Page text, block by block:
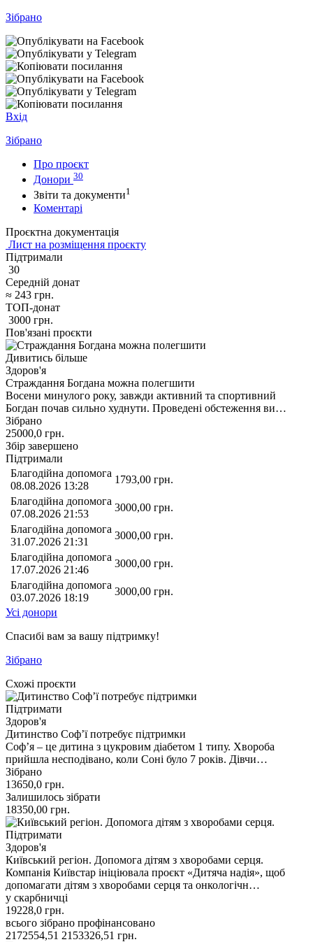
Зібрано
Вхід
Зібрано
Про проєкт
Донори 30
Звіти та документи1
Коментарі
Проєктна документація
Лист на розміщення проєкту
Підтримали
30
Середній донат
≈ 243 грн.
ТОП-донат
3000 грн.
Пов'язані проєкти
Дивитись більше
Здоров'я
Страждання Богдана можна полегшити
Восени минулого року, завжди активний та спортивний
Богдан почав сильно худнути. Проведені обстеження ви…
Зібрано
25000,0 грн.
Збір завершено
Підтримали
Благодійна допомога
08.08.2026 13:28
1793,00 грн.
Благодійна допомога
07.08.2026 21:53
3000,00 грн.
Благодійна допомога
31.07.2026 21:31
3000,00 грн.
Благодійна допомога
17.07.2026 21:46
3000,00 грн.
Благодійна допомога
03.07.2026 18:19
3000,00 грн.
Усі донори
Спасибі вам за вашу підтримку!
Зібрано
Схожі проєкти
Підтримати
Здоров'я
Дитинство Соф’ї потребує підтримки
Соф’я – це дитина з цукровим діабетом 1 типу. Хвороба
прийшла несподівано, коли Соні було 7 років. Дівчи…
Зібрано
13650,0 грн.
Залишилось зібрати
18350,00 грн.
Підтримати
Здоров'я
Київський регіон. Допомога дітям з хворобами серця.
Компанія Київстар ініціювала проєкт «Дитяча надія», щоб
допомагати дітям з хворобами серця та онкологічн…
у скарбничці
19228,0 грн.
всього зібрано профінансовано
2172554,51 2153326,51 грн.